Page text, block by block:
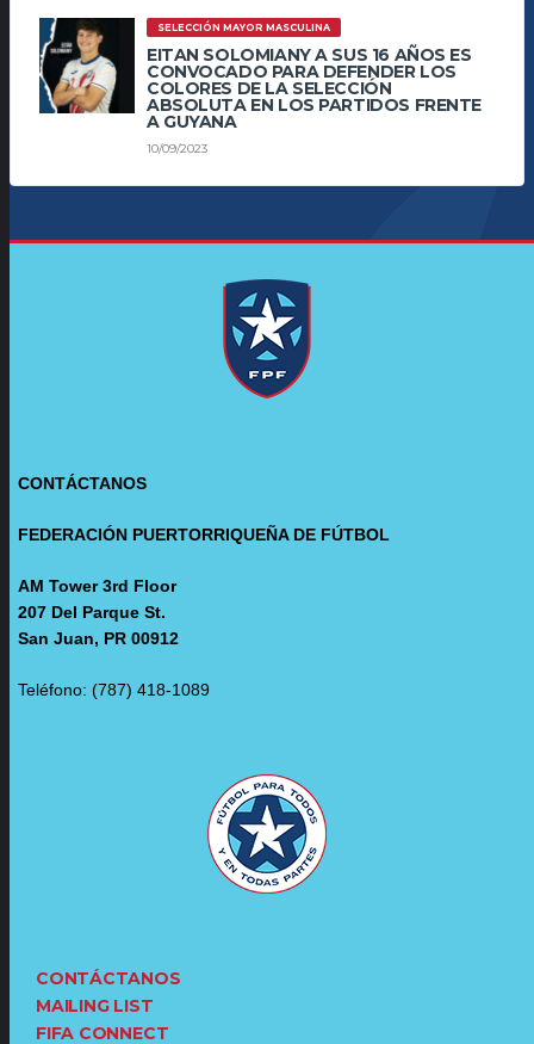
SELECCIÓN MAYOR MASCULINA
EITAN SOLOMIANY A SUS 16 AÑOS ES
CONVOCADO PARA DEFENDER LOS
COLORES DE LA SELECCIÓN
ABSOLUTA EN LOS PARTIDOS FRENTE
A GUYANA
10/09/2023
CONTÁCTANOS
FEDERACIÓN PUERTORRIQUEÑA DE FÚTBOL
AM Tower 3rd Floor
207 Del Parque St.
San Juan, PR 00912
Teléfono: (787) 418-1089
CONTÁCTANOS
MAILING LIST
FIFA CONNECT